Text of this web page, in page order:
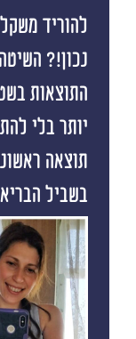
להוריד
נכון!?
התוצאות
יותר בלי
בשביל